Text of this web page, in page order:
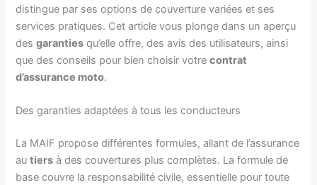
distingue par ses options de couverture variées et ses
services pratiques. Cet article vous plonge dans un aperçu
desgaranties qu’elle offre, des avis des utilisateurs, ainsi
que des conseils pour bien choisir votrecontrat
d’assurance moto.
Des garanties adaptées à tous les conducteurs
La MAIF propose différentes formules, allant de l’assurance
autiers à des couvertures plus complètes. La formule de
base couvre la responsabilité civile, essentielle pour toute